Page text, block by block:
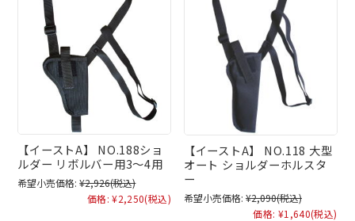
【イーストA】 NO.188ショ
ルダー リボルバー用3～4用
希望小売価格: ¥2,926(税込)
価格: ¥2,250(税込)
【イーストA】 NO.118 大型
オート ショルダーホルスタ
ー
希望小売価格: ¥2,090(税込)
価格: ¥1,640(税込)